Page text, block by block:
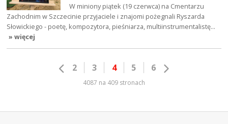
W miniony piątek (19 czerwca) na Cmentarzu
Zachodnim w Szczecinie przyjaciele i znajomi pożegnali Ryszarda
Słowickiego - poetę, kompozytora, pieśniarza, multiinstrumentalistę…
» więcej
2 3 4 5 6
4087 na 409 stronach